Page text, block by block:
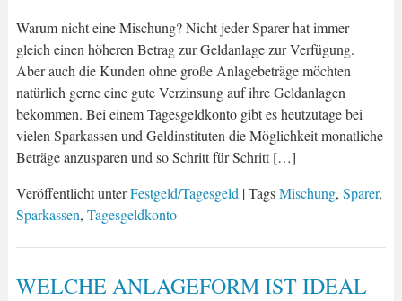
Warum nicht eine Mischung? Nicht jeder Sparer hat immer
gleich einen höheren Betrag zur Geldanlage zur Verfügung.
Aber auch die Kunden ohne große Anlagebeträge möchten
natürlich gerne eine gute Verzinsung auf ihre Geldanlagen
bekommen. Bei einem Tagesgeldkonto gibt es heutzutage bei
vielen Sparkassen und Geldinstituten die Möglichkeit monatliche
Beträge anzusparen und so Schritt für Schritt […]
Veröffentlicht unterFestgeld/Tagesgeld | TagsMischung, Sparer,
Sparkassen, Tagesgeldkonto
WELCHE ANLAGEFORM IST IDEAL